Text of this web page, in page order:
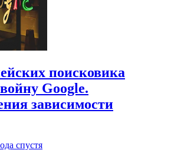
поисковика
Google.
зависимости
спустя